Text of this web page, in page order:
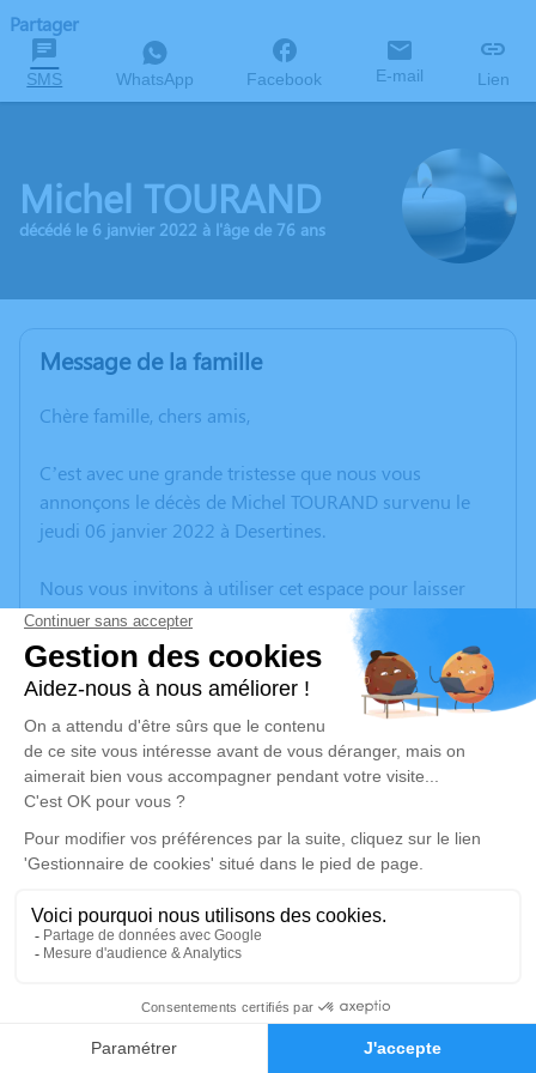
Faire-part Hommages
Partager
SMS WhatsApp Facebook E-mail Lien
Michel TOURAND
décédé le 6 janvier 2022 à l'âge de 76 ans
Message de la famille
Chère famille, chers amis,
C’est avec une grande tristesse que nous vous
annonçons le décès de Michel TOURAND survenu le
jeudi 06 janvier 2022 à Desertines.
Nous vous invitons à utiliser cet espace pour laisser
vos condoléances, partager des photos souvenirs, une
anecdote ou exprimer vos pensées à travers des
poèmes ou des textes. Cet endroit est un lieu
d'expression dédié à honorer la mémoire de Michel
TOURAND.
Un service de plantation d’arbre hommage est
disponible ici.
Je rends hommage
Cérémonie religieuse
Église de Fontanières
23110 Fontanières